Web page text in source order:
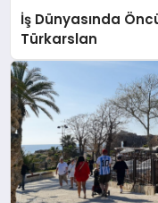
İş Dünyasında
Türkarslan